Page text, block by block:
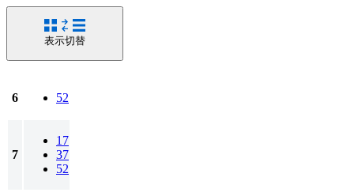
表示切替
6 52
7
17
37
52